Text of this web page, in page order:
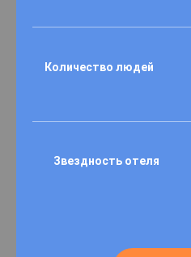
Количество людей
Звездность отеля